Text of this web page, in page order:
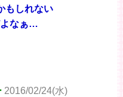
もしれない
よなぁ…
2016/02/24(水)